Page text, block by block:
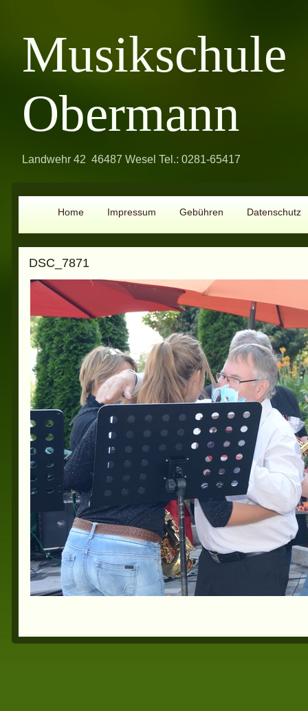
Musikschule
Obermann
Landwehr 42 46487 Wesel Tel.: 0281-65417
Home Impressum Gebühren Datenschutz
DSC_7871